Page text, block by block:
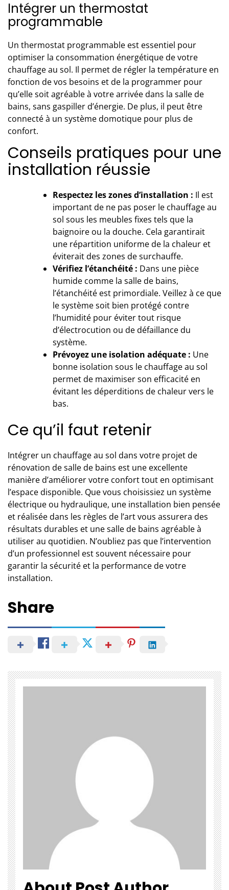
Intégrer un thermostat
programmable
Un thermostat programmable est essentiel pour
optimiser la consommation énergétique de votre
chauffage au sol. Il permet de régler la température en
fonction de vos besoins et de la programmer pour
qu’elle soit agréable à votre arrivée dans la salle de
bains, sans gaspiller d’énergie. De plus, il peut être
connecté à un système domotique pour plus de
confort.
Conseils pratiques pour une
installation réussie
Respectez les zones d’installation : Il est
important de ne pas poser le chauffage au
sol sous les meubles fixes tels que la
baignoire ou la douche. Cela garantirait
une répartition uniforme de la chaleur et
éviterait des zones de surchauffe.
Vérifiez l’étanchéité : Dans une pièce
humide comme la salle de bains,
l’étanchéité est primordiale. Veillez à ce que
le système soit bien protégé contre
l’humidité pour éviter tout risque
d’électrocution ou de défaillance du
système.
Prévoyez une isolation adéquate : Une
bonne isolation sous le chauffage au sol
permet de maximiser son efficacité en
évitant les déperditions de chaleur vers le
bas.
Ce qu’il faut retenir
Intégrer un chauffage au sol dans votre projet de
rénovation de salle de bains est une excellente
manière d’améliorer votre confort tout en optimisant
l’espace disponible. Que vous choisissiez un système
électrique ou hydraulique, une installation bien pensée
et réalisée dans les règles de l’art vous assurera des
résultats durables et une salle de bains agréable à
utiliser au quotidien. N’oubliez pas que l’intervention
d’un professionnel est souvent nécessaire pour
garantir la sécurité et la performance de votre
installation.
Share